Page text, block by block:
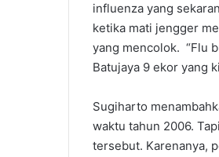
influenza yang
ketika mati jengger
yang mencolok. “Flu
Batujaya 9 ekor yang
Sugiharto
waktu tahun 2006.
tersebut. Karenanya,